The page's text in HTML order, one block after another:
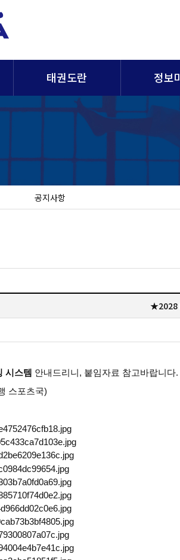
태권도란 정보
공지사항
★2028
시스템 안내드리니, 붙임자료 참고바랍니다.
스포츠국)